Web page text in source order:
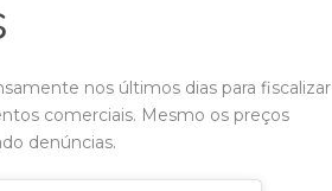
nos últimos dias para fiscalizar
comerciais. Mesmo os preços
denúncias.